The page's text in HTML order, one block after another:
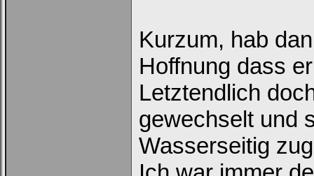
Passwort:
Bei jedem Besuch
automatisch einloggen.
Kurzum, hab
Hoffnung dass
Letztendlich
gewechselt und
Wasserseitig